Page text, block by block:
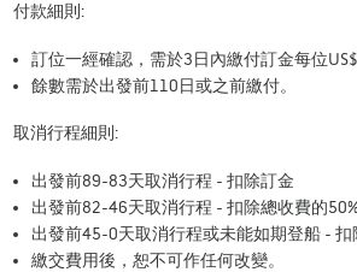
付款細則:
訂位一經確認，需於3日內繳付訂金每位US$
餘數需於出發前110日或之前繳付。
取消行程細則:
出發前89-83天取消行程 - 扣除訂金
出發前82-46天取消行程 - 扣除總收費的50%
出發前45-0天取消行程或未能如期登船 - 扣
繳交費用後，恕不可作任何改變。